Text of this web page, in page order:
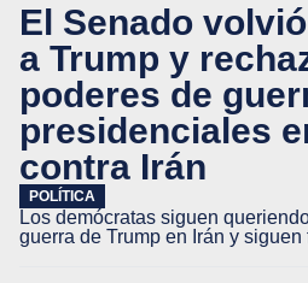
El Senado
a Trump y
poderes de
presidenciales
contra Irán
POLÍTICA
Los demócratas siguen
guerra de Trump en Irán y siguen